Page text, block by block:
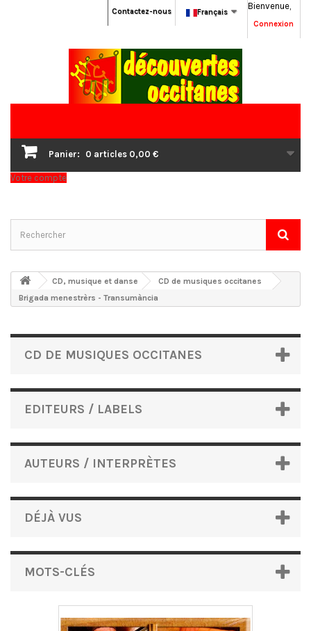
Bienvenue,
Connexion
Français
Contactez-nous
Panier: 0 articles 0,00 €
Votre compte
CD, musique et danse
CD de musiques occitanes
Brigada menestrèrs - Transumància
CD DE MUSIQUES OCCITANES
EDITEURS / LABELS
AUTEURS / INTERPRÈTES
DÉJÀ VUS
MOTS-CLÉS